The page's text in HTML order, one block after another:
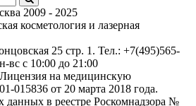
2009 - 2025
косметология и лазерная
25 стр. 1. Тел.: +7(495)565-
вс c 10:00 до 21:00
на медицинскую
015836 от 20 марта 2018 года.
данных в реестре Роскомнадзора №